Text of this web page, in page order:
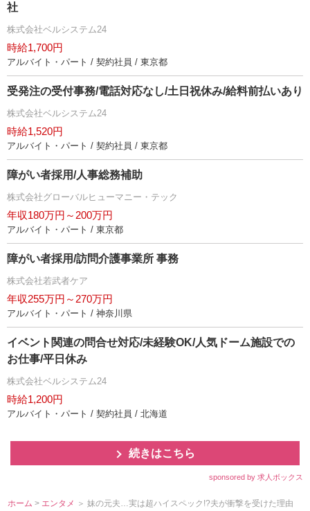
社
株式会社ベルシステム24
時給1,700円
アルバイト・パート / 契約社員 / 東京都
受発注の受付事務/電話対応なし/土日祝休み/給料前払いあり
株式会社ベルシステム24
時給1,520円
アルバイト・パート / 契約社員 / 東京都
障がい者採用/人事総務補助
株式会社グローバルヒューマニー・テック
年収180万円～200万円
アルバイト・パート / 東京都
障がい者採用/訪問介護事業所 事務
株式会社若武者ケア
年収255万円～270万円
アルバイト・パート / 神奈川県
イベント関連の問合せ対応/未経験OK/人気ドーム施設での
お仕事/平日休み
株式会社ベルシステム24
時給1,200円
アルバイト・パート / 契約社員 / 北海道
続きはこちら
sponsored by 求人ボックス
ホーム > エンタメ ＞ 妹の元夫…実は超ハイスペック!?夫が衝撃を受けた理由